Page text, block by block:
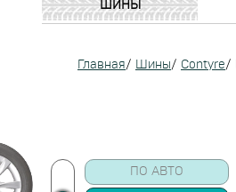
ШИНЫ
Главная/ Шины/ Contyre/
ПО АВТО